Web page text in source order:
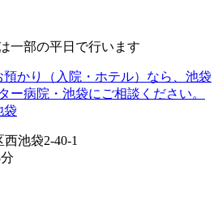
一部の平日で行います
袋
池袋2-40-1